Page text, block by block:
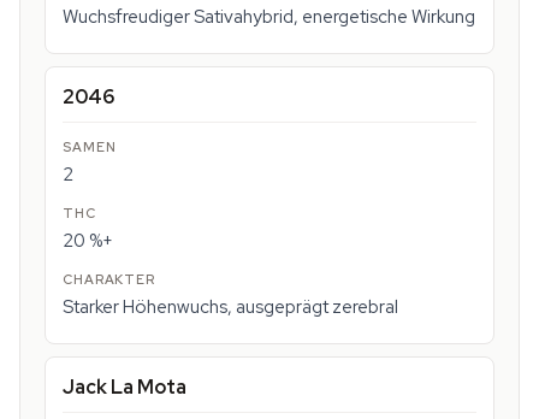
Wuchsfreudiger Sativahybrid, energetische Wirkung
2046
2
20 %+
Starker Höhenwuchs, ausgeprägt zerebral
Jack La Mota